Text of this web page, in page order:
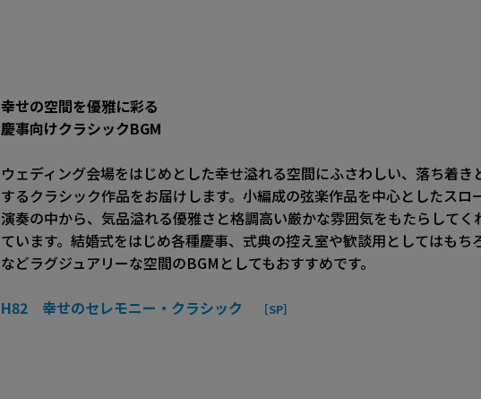
幸せの空間を優雅に彩る
慶事向けクラシックBGM
ウェディング会場をはじめとした幸せ溢れる空間にふさわしい、落ち着き
するクラシック作品をお届けします。小編成の弦楽作品を中心としたスロ
演奏の中から、気品溢れる優雅さと格調高い厳かな雰囲気をもたらしてく
ています。結婚式をはじめ各種慶事、式典の控え室や歓談用としてはもち
などラグジュアリーな空間のBGMとしてもおすすめです。
H82 幸せのセレモニー・クラシック ［SP］